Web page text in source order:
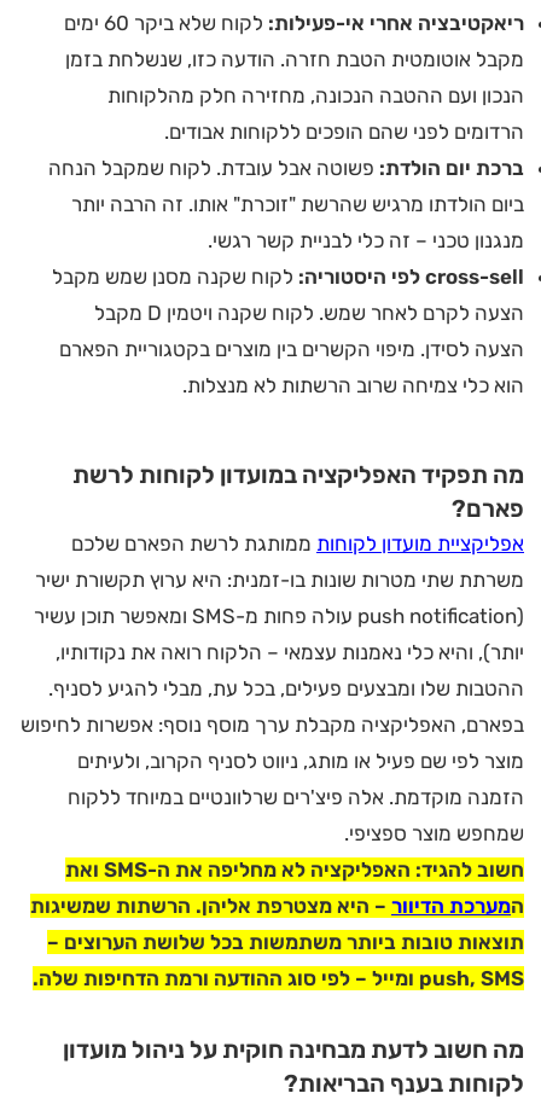
ריאקטיבציה אחרי אי-פעילות:
לקוח שלא ביקר 60 ימים
מקבל אוטומטית הטבת חזרה. הודעה כזו, שנשלחת בזמן
הנכון ועם ההטבה הנכונה, מחזירה חלק מהלקוחות
הרדומים לפני שהם הופכים ללקוחות אבודים.
ברכת יום הולדת: פשוטה אבל עובדת. לקוח שמקבל הנחה
ביום הולדתו מרגיש שהרשת "זוכרת" אותו. זה הרבה יותר
מנגנון טכני – זה כלי לבניית קשר רגשי.
cross-sell לפי היסטוריה:
לקוח שקנה מסנן שמש מקבל
הצעה לקרם לאחר שמש. לקוח שקנה ויטמין D מקבל
הצעה לסידן. מיפוי הקשרים בין מוצרים בקטגוריית הפארם
הוא כלי צמיחה שרוב הרשתות לא מנצלות.
מה תפקיד האפליקציה במועדון לקוחות לרשת
פארם?
אפליקציית מועדון לקוחות ממותגת לרשת הפארם שלכם
משרתת שתי מטרות שונות בו-זמנית: היא ערוץ תקשורת ישיר
(push notification עולה פחות מ-SMS ומאפשר תוכן עשיר
יותר), והיא כלי נאמנות עצמאי – הלקוח רואה את נקודותיו,
ההטבות שלו ומבצעים פעילים, בכל עת, מבלי להגיע לסניף.
בפארם, האפליקציה מקבלת ערך מוסף נוסף: אפשרות לחיפוש
מוצר לפי שם פעיל או מותג, ניווט לסניף הקרוב, ולעיתים
הזמנה מוקדמת. אלה פיצ'רים שרלוונטיים במיוחד ללקוח
שמחפש מוצר ספציפי.
חשוב להגיד: האפליקציה לא מחליפה את ה-SMS ואת
המערכת הדיוור – היא מצטרפת אליהן. הרשתות שמשיגות
תוצאות טובות ביותר משתמשות בכל שלושת הערוצים –
push, SMS ומייל – לפי סוג ההודעה ורמת הדחיפות שלה.
מה חשוב לדעת מבחינה חוקית על ניהול מועדון
לקוחות בענף הבריאות?